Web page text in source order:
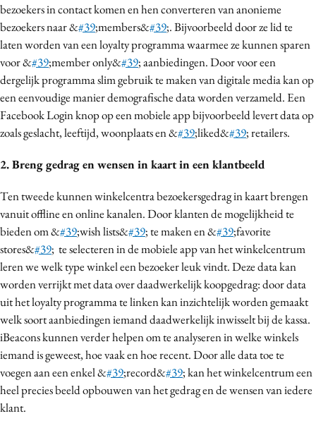
bezoekers in contact komen en hen converteren van anonieme
bezoekers naar &#39;members&#39;. Bijvoorbeeld door ze lid te
laten worden van een loyalty programma waarmee ze kunnen sparen
voor &#39;member only&#39; aanbiedingen. Door voor een
dergelijk programma slim gebruik te maken van digitale media kan op
een eenvoudige manier demografische data worden verzameld. Een
Facebook Login knop op een mobiele app bijvoorbeeld levert data op
zoals geslacht, leeftijd, woonplaats en &#39;liked&#39; retailers.
2. Breng gedrag en wensen in kaart in een klantbeeld
Ten tweede kunnen winkelcentra bezoekersgedrag in kaart brengen
vanuit offline en online kanalen. Door klanten de mogelijkheid te
bieden om &#39;wish lists&#39; te maken en &#39;favorite
stores&#39; te selecteren in de mobiele app van het winkelcentrum
leren we welk type winkel een bezoeker leuk vindt. Deze data kan
worden verrijkt met data over daadwerkelijk koopgedrag: door data
uit het loyalty programma te linken kan inzichtelijk worden gemaakt
welk soort aanbiedingen iemand daadwerkelijk inwisselt bij de kassa.
iBeacons kunnen verder helpen om te analyseren in welke winkels
iemand is geweest, hoe vaak en hoe recent. Door alle data toe te
voegen aan een enkel &#39;record&#39; kan het winkelcentrum een
heel precies beeld opbouwen van het gedrag en de wensen van iedere
klant.